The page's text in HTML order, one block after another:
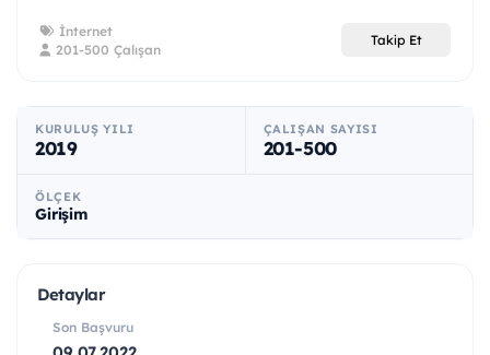
İnternet
201-500 Çalışan
Takip Et
KURULUŞ YILI
2019
ÇALIŞAN SAYISI
201-500
ÖLÇEK
Girişim
Detaylar
Son Başvuru